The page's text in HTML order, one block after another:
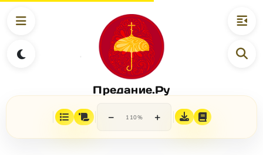
Предание.Ру
− 110% +